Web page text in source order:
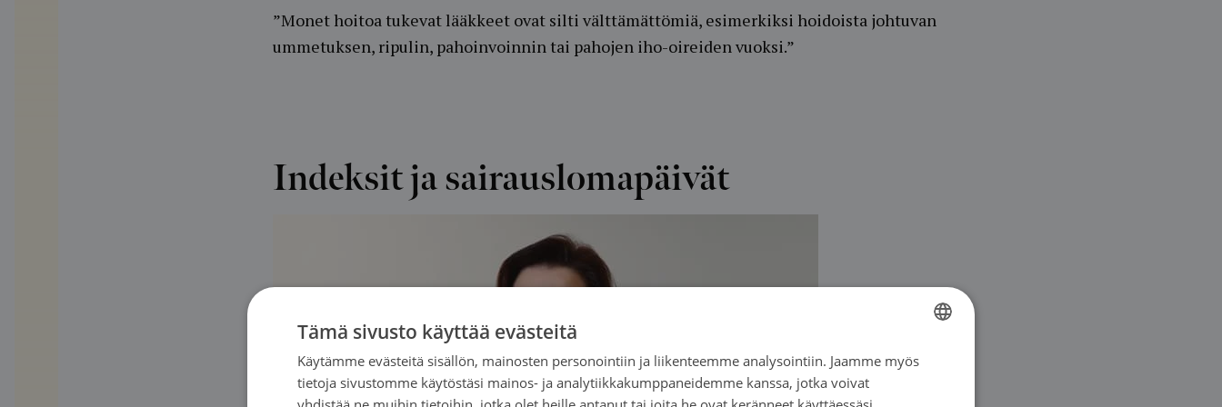
”Monet hoitoa tukevat lääkkeet ovat silti välttämättömiä, esimerkiksi hoidoista johtuvan
ummetuksen, ripulin, pahoinvoinnin tai pahojen iho-oireiden vuoksi.”
Indeksit ja sairauslomapäivät
FINNISH
Tämä sivusto käyttää evästeitä
Käytämme evästeitä sisällön, mainosten personointiin ja liikenteemme analysointiin. Jaamme myös
tietoja sivustomme käytöstäsi mainos- ja analytiikkakumppaneidemme kanssa, jotka voivat